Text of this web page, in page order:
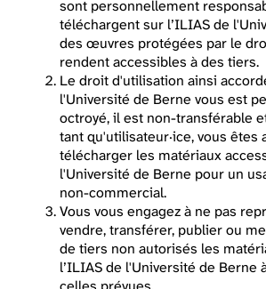
sont personnellement
téléchargent sur l’ILIAS de
des œuvres protégées par le
rendent accessibles à des tiers.
Le droit d'utilisation ainsi
l'Université de Berne vous est
octroyé, il est non-transférable
tant qu'utilisateur·ice, vous êtes
télécharger les matériaux
l'Université de Berne pour un
non-commercial.
Vous vous engagez à ne pas
vendre, transférer, publier ou
de tiers non autorisés les
l’ILIAS de l'Université de Berne